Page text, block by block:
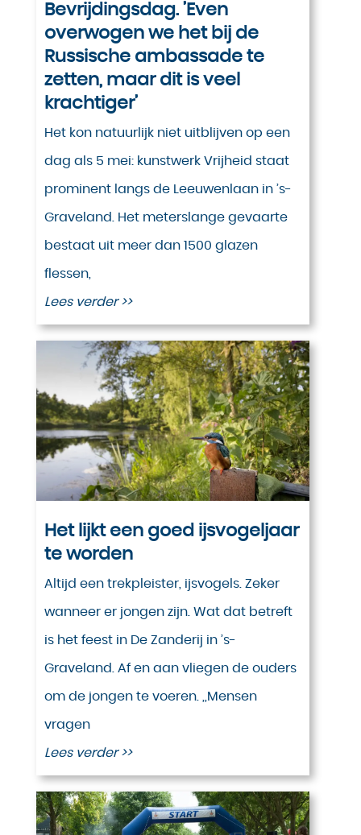
Bevrijdingsdag. ’Even
overwogen we het bij de
Russische ambassade te
zetten, maar dit is veel
krachtiger’
Het kon natuurlijk niet uitblijven op een
dag als 5 mei: kunstwerk Vrijheid staat
prominent langs de Leeuwenlaan in ’s-
Graveland. Het meterslange gevaarte
bestaat uit meer dan 1500 glazen
flessen,
Lees verder >>
Het lijkt een goed ijsvogeljaar
te worden
Altijd een trekpleister, ijsvogels. Zeker
wanneer er jongen zijn. Wat dat betreft
is het feest in De Zanderij in ’s-
Graveland. Af en aan vliegen de ouders
om de jongen te voeren. ,,Mensen
vragen
Lees verder >>